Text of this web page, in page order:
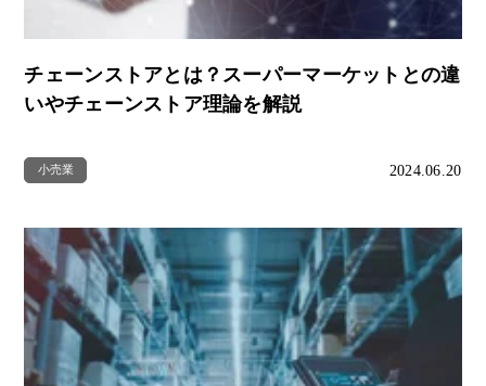
チェーンストアとは？スーパーマーケットとの違
いやチェーンストア理論を解説
小売業 2024.06.20